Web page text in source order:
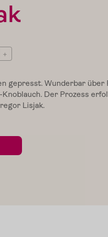
+
gepresst. Wunderbar über
Der Prozess
Lisjak.